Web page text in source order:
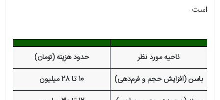
است.
ناحیه مورد نظر
حدود هزینه (تومان)
باسن (افزایش حجم و فرم‌دهی)
10 تا 28 میلیون